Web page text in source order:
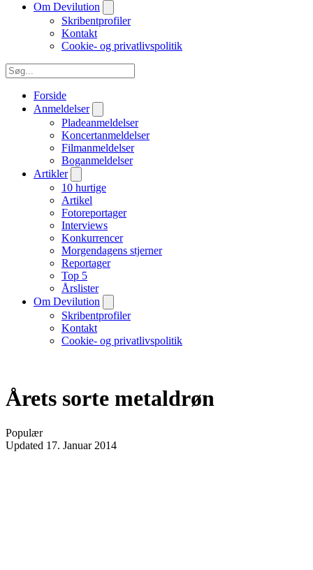
Om Devilution
Skribentprofiler
Kontakt
Cookie- og privatlivspolitik
Forside
Anmeldelser
Pladeanmeldelser
Koncertanmeldelser
Filmanmeldelser
Boganmeldelser
Artikler
10 hurtige
Artikel
Fotoreportager
Interviews
Konkurrencer
Morgendagens stjerner
Reportager
Top 5
Årslister
Om Devilution
Skribentprofiler
Kontakt
Cookie- og privatlivspolitik
Årets sorte metaldrøn
Populær
Updated 17. Januar 2014